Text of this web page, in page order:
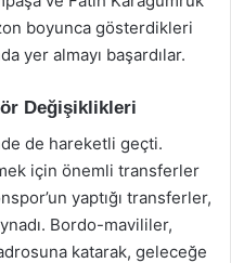
boyunca gösterdikleri
yer almayı başardılar.
Değişiklikleri
de hareketli geçti.
için önemli transferler
yaptığı transferler,
Bordo-mavililer,
katarak, geleceğe